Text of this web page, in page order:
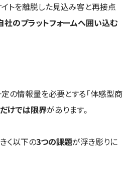
トを離脱した見込み客と再接点
のプラットフォームへ囲い込む
定の情報量を必要とする「体感型商
けでは限界があります。
く以下の3つの課題が浮き彫りに